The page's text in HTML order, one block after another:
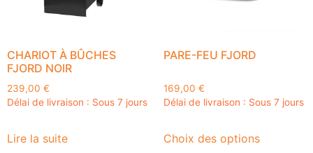
CHARIOT À BÛCHES
FJORD NOIR
239,00 €
Délai de livraison : Sous 7 jours
Lire la suite
PARE-FEU FJORD
169,00 €
Délai de livraison : Sous 7 jours
Choix des options